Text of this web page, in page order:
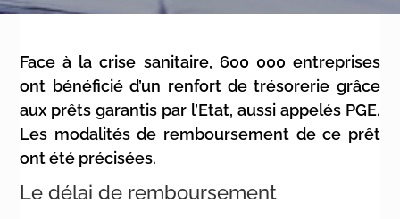
Face à la crise sanitaire, 600 000 entreprises
ont bénéficié d’un renfort de trésorerie grâce
aux prêts garantis par l’Etat, aussi appelés PGE.
Les modalités de remboursement de ce prêt
ont été précisées.
Le délai de remboursement